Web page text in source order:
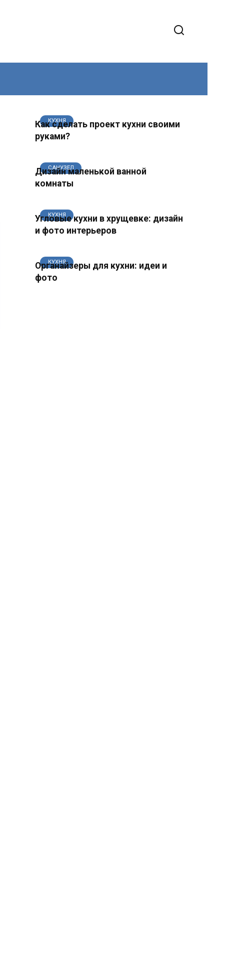
КУХНЯ
Как сделать проект кухни своими
руками?
САНУЗЕЛ
Дизайн маленькой ванной
комнаты
КУХНЯ
Угловые кухни в хрущевке: дизайн
и фото интерьеров
КУХНЯ
Органайзеры для кухни: идеи и
фото